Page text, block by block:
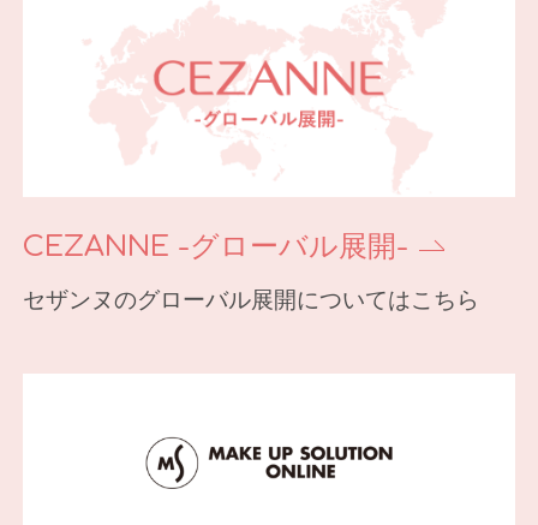
CEZANNE -グローバル展開-
セザンヌのグローバル展開についてはこちら